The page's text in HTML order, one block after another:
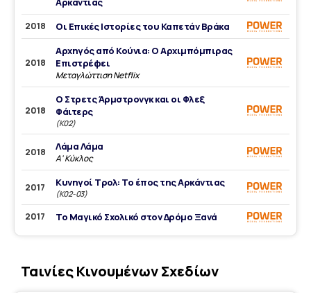
2018 Οι Επικές Ιστορίες του Καπετάν Βράκα
2018
Αρχηγός από Κούνια: Ο Αρχιμπόμπιρας
Επιστρέφει
Μεταγλώττιση Netflix
2018
Ο Στρετς Άρμστρονγκ και οι Φλεξ
Φάιτερς
(K02)
2018 Λάμα Λάμα
Α' Κύκλος
2017 Κυνηγοί Τρολ: Το έπος της Αρκάντιας
(Κ02-03)
2017 Το Μαγικό Σχολικό στον Δρόμο Ξανά
Ταινίες Κινουμένων Σχεδίων